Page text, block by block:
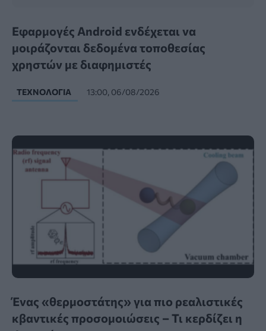
Εφαρμογές Android ενδέχεται να
μοιράζονται δεδομένα τοποθεσίας
χρηστών με διαφημιστές
ΤΕΧΝΟΛΟΓΊΑ 13:00, 06/08/2026
Ένας «θερμοστάτης» για πιο ρεαλιστικές
κβαντικές προσομοιώσεις – Τι κερδίζει η